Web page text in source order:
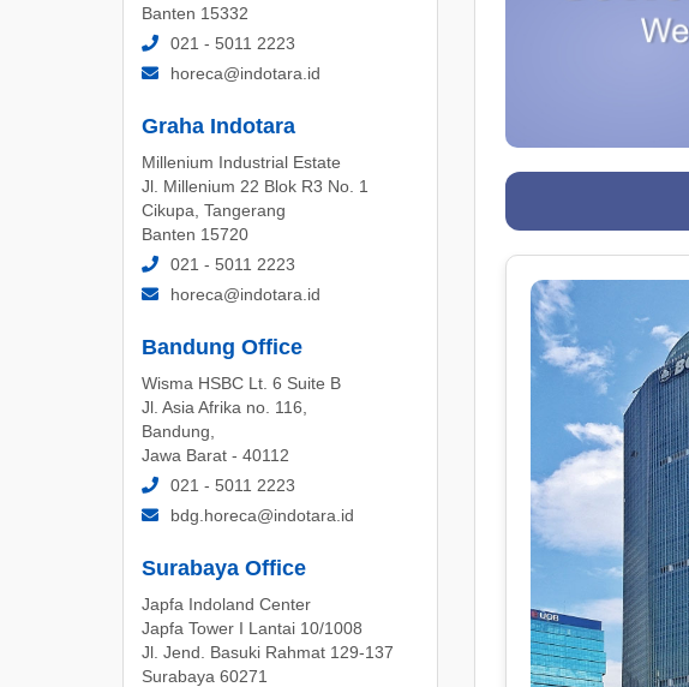
Banten 15332
021 - 5011 2223
horeca@indotara.id
Graha Indotara
Millenium Industrial Estate
Jl. Millenium 22 Blok R3 No. 1
Cikupa, Tangerang
Banten 15720
021 - 5011 2223
horeca@indotara.id
Bandung Office
Wisma HSBC Lt. 6 Suite B
Jl. Asia Afrika no. 116,
Bandung,
Jawa Barat - 40112
021 - 5011 2223
bdg.horeca@indotara.id
Surabaya Office
Japfa Indoland Center
Japfa Tower I Lantai 10/1008
Jl. Jend. Basuki Rahmat 129-137
Surabaya 60271